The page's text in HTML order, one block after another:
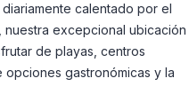
calentado por el
nuestra excepcional ubicación
de playas, centros
gastronómicas y la